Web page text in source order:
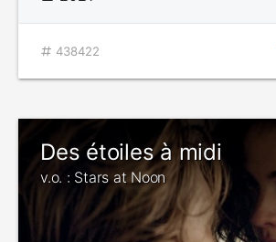
438422
Des étoiles à midi
v.o. : Stars at Noon